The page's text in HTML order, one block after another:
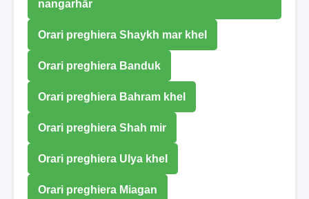
nangarhār
Orari preghiera Shaykh mar khel
Orari preghiera Banduk
Orari preghiera Bahram khel
Orari preghiera Shah mir
Orari preghiera Ulya khel
Orari preghiera Miagan